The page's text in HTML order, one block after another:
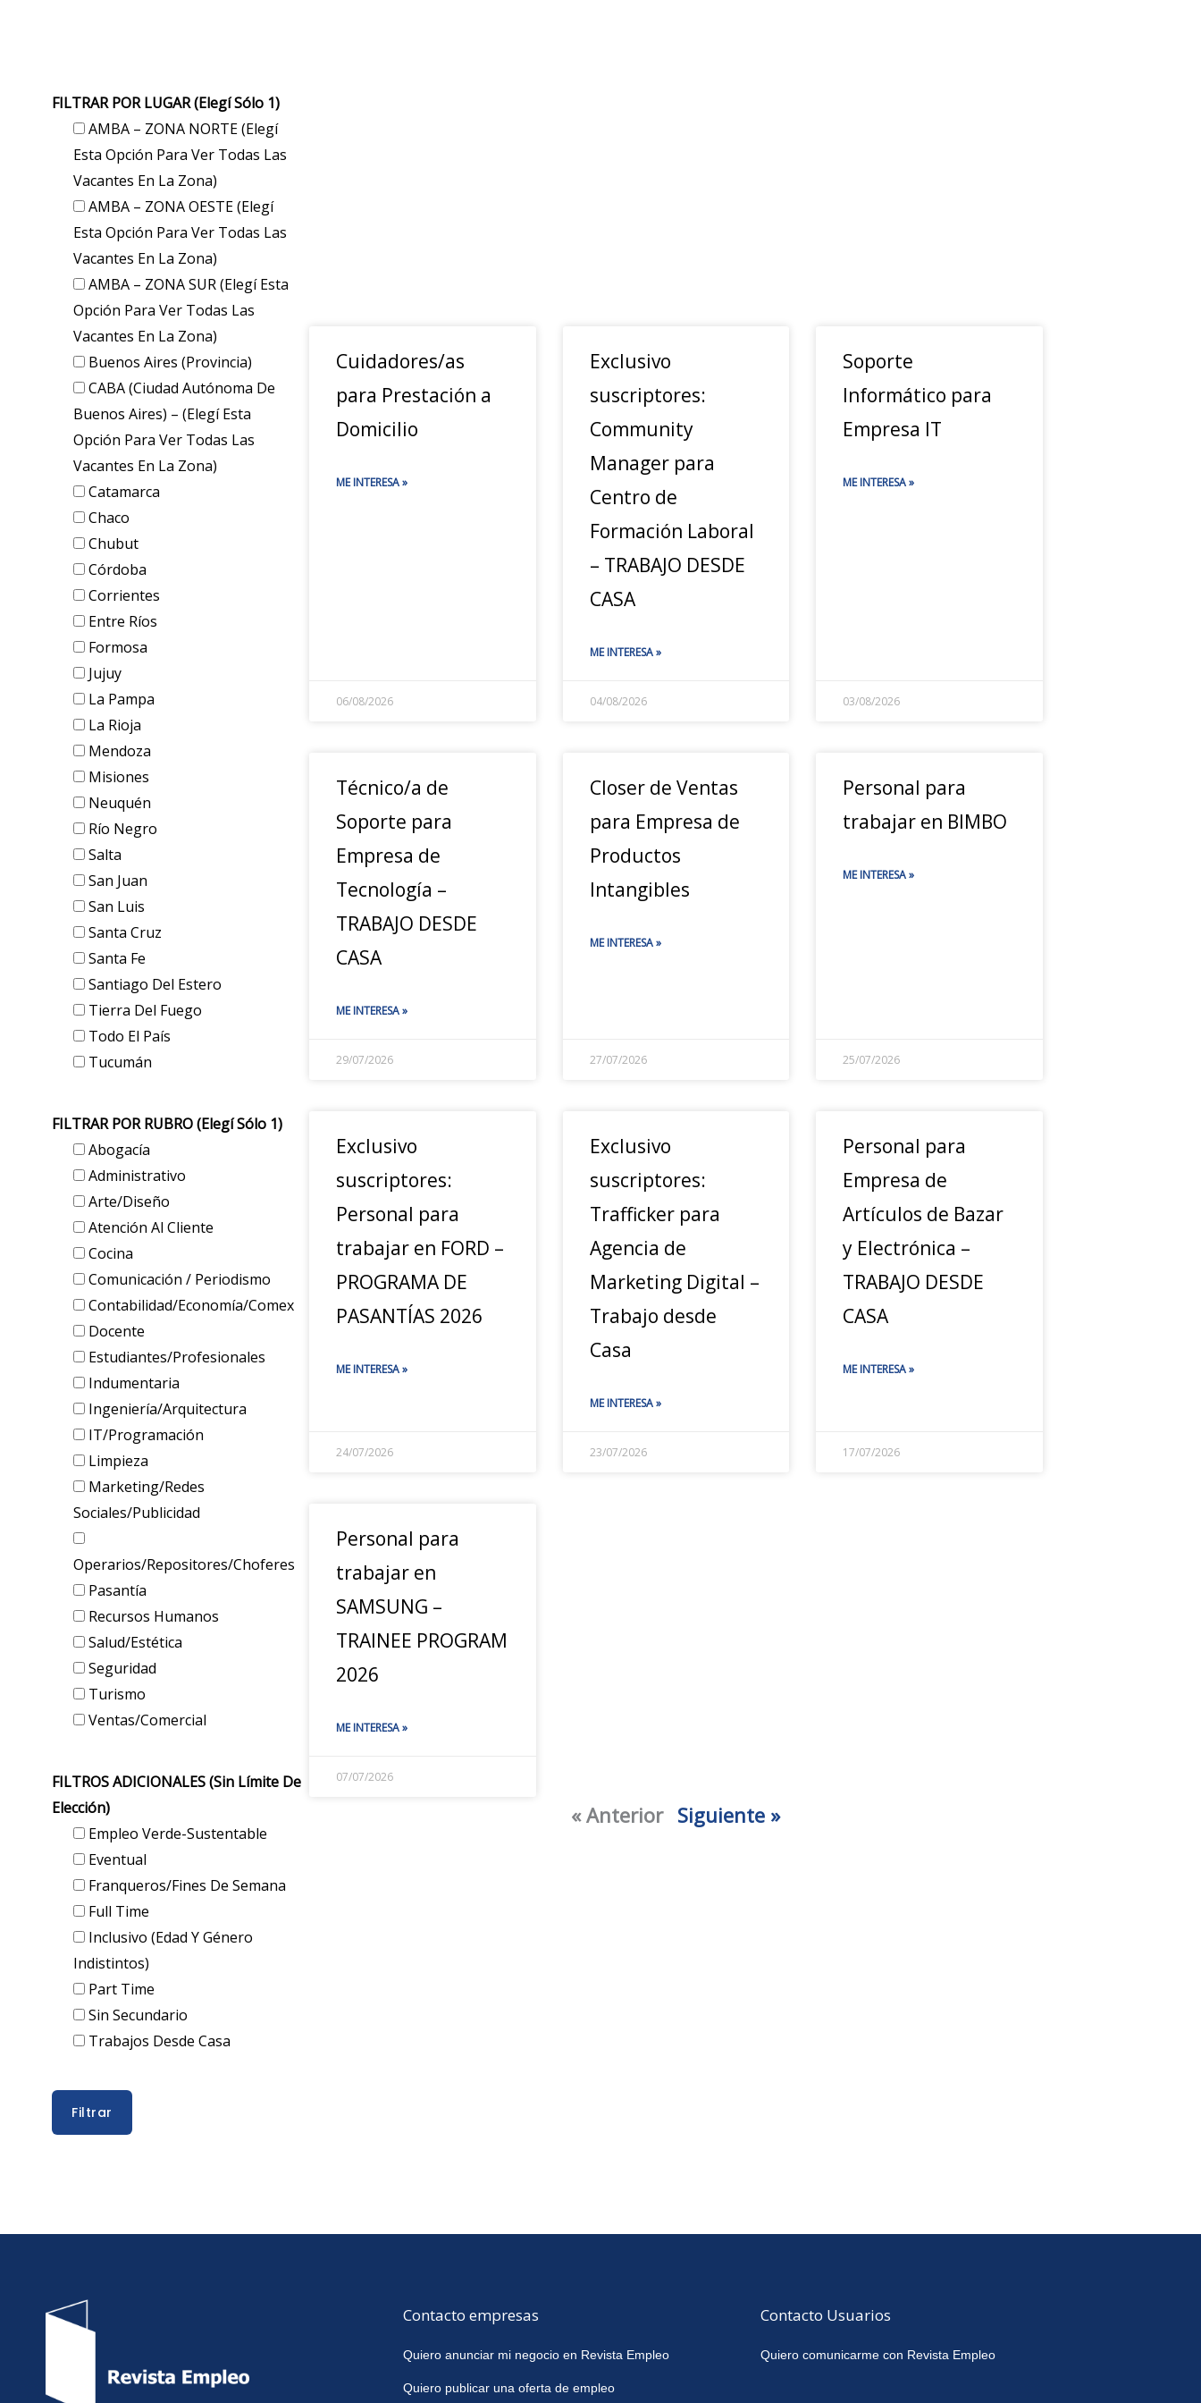
FILTRAR POR LUGAR (elegí Sólo 1)
AMBA – ZONA NORTE (elegí
Esta Opción Para Ver Todas Las
Vacantes En La Zona)
AMBA – ZONA OESTE (elegí
Esta Opción Para Ver Todas Las
Vacantes En La Zona)
AMBA – ZONA SUR (elegí Esta
Opción Para Ver Todas Las
Vacantes En La Zona)
Buenos Aires (provincia)
CABA (Ciudad Autónoma De
Buenos Aires) – (elegí Esta
Opción Para Ver Todas Las
Vacantes En La Zona)
Catamarca
Chaco
Chubut
Córdoba
Corrientes
Entre Ríos
Formosa
Jujuy
La Pampa
La Rioja
Mendoza
Misiones
Neuquén
Río Negro
Salta
San Juan
San Luis
Santa Cruz
Santa Fe
Santiago Del Estero
Tierra Del Fuego
Todo El País
Tucumán
FILTRAR POR RUBRO (elegí Sólo 1)
Abogacía
Administrativo
Arte/Diseño
Atención Al Cliente
Cocina
Comunicación / Periodismo
Contabilidad/Economía/Comex
Docente
Estudiantes/Profesionales
Indumentaria
Ingeniería/Arquitectura
IT/Programación
Limpieza
Marketing/Redes
Sociales/Publicidad
Operarios/Repositores/Choferes
Pasantía
Recursos Humanos
Salud/Estética
Seguridad
Turismo
Ventas/Comercial
FILTROS ADICIONALES (sin Límite De
Elección)
Empleo Verde-Sustentable
Eventual
Franqueros/Fines De Semana
Full Time
Inclusivo (edad Y Género
Indistintos)
Part Time
Sin Secundario
Trabajos Desde Casa
Cuidadores/as
para Prestación a
Domicilio
ME INTERESA »
06/08/2026
Exclusivo
suscriptores:
Community
Manager para
Centro de
Formación Laboral
– TRABAJO DESDE
CASA
ME INTERESA »
04/08/2026
Soporte
Informático para
Empresa IT
ME INTERESA »
03/08/2026
Técnico/a de
Soporte para
Empresa de
Tecnología –
TRABAJO DESDE
CASA
ME INTERESA »
29/07/2026
Closer de Ventas
para Empresa de
Productos
Intangibles
ME INTERESA »
27/07/2026
Personal para
trabajar en BIMBO
ME INTERESA »
25/07/2026
Exclusivo
suscriptores:
Personal para
trabajar en FORD –
PROGRAMA DE
PASANTÍAS 2026
ME INTERESA »
24/07/2026
Exclusivo
suscriptores:
Trafficker para
Agencia de
Marketing Digital –
Trabajo desde
Casa
ME INTERESA »
23/07/2026
Personal para
Empresa de
Artículos de Bazar
y Electrónica –
TRABAJO DESDE
CASA
ME INTERESA »
17/07/2026
Personal para
trabajar en
SAMSUNG –
TRAINEE PROGRAM
2026
ME INTERESA »
07/07/2026
« Anterior Siguiente »
Contacto empresas
Quiero anunciar mi negocio en Revista Empleo
Quiero publicar una oferta de empleo
Contacto Usuarios
Quiero comunicarme con Revista Empleo